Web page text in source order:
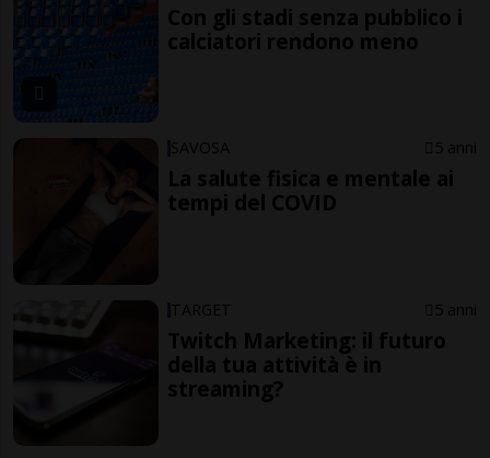
Con gli stadi senza pubblico i
calciatori rendono meno
SAVOSA 5 anni
La salute fisica e mentale ai
tempi del COVID
TARGET 5 anni
Twitch Marketing: il futuro
della tua attività è in
streaming?